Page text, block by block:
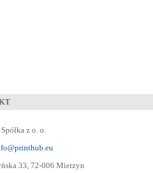
z o. o.
33, 72-006 Mierzyn